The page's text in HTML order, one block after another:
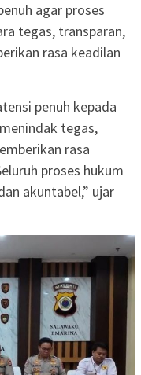
agar proses
tegas, transparan,
rasa keadilan
penuh kepada
tegas,
rasa
proses hukum
akuntabel,” ujar